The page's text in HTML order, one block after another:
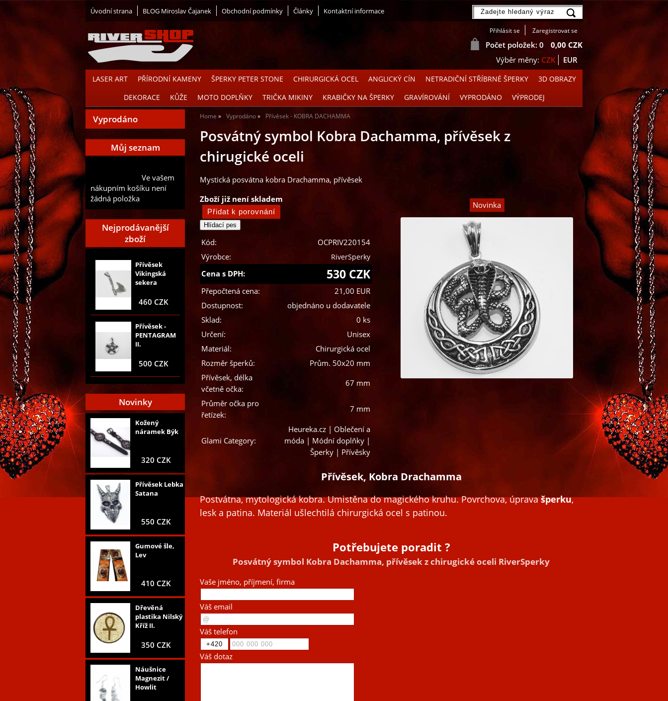
LASER ART PŘÍRODNÍ KAMENY ŠPERKY PETER STONE CHIRURGICKÁ OCEL ANGLICKÝ CÍN NETRADIČNÍ STŘÍBRNÉ ŠPERKY
3D OBRAZY
DEKORACE
KŮŽE MOTO DOPLŇKY TRIČKA MIKINY KRABIČKY NA ŠPERKY GRAVÍROVÁNÍ VYPRODÁNO VÝPRODEJ
CZK EUR
Počet položek: 0 0,00 CZK
Přihlásit se Zaregistrovat se
Úvodní strana BLOG Miroslav Čajanek Obchodní podmínky Články Kontaktní informace
Home Vyprodáno Přívěsek - KOBRA DACHAMMA
Posvátný symbol Kobra Dachamma, přívěsek z
chirugické oceli
Mystická posvátna kobra Drachamma, přívěsek
Zboží již není skladem
Kód:
OCPRIV220154
Výrobce:
RiverSperky
Cena s DPH: 530 CZK
Přepočtená cena:
21,00 EUR
Dostupnost:
objednáno u dodavatele
Sklad:
0 ks
Určení:
Unisex
Materiál:
Chirurgická ocel
Rozměr šperků:
Prům. 50x20 mm
Přívěsek, délka
včetně očka:
67 mm
Průměr očka pro
řetízek:
7 mm
Glami Category:
Heureka.cz | Oblečení a
móda | Módní doplňky |
Šperky | Přívěsky
Přívěsek, Kobra Drachamma
Postvátna, mytologická kobra. Umistěna do magického kruhu. Povrchova, úpravašperku,
lesk a patina. Materiál ušlechtilá chirurgická ocel s patinou.
Potřebujete poradit ?
Posvátný symbol Kobra Dachamma, přívěsek z chirugické oceli RiverSperky
Vaše jméno, příjmení, firma
Váš email
Váš telefon
Váš dotaz
Vyprodáno
Můj seznam
Ve vašem
nákupním košíku není
žádná položka
Nejprodávanější
zboží
Přívěsek
Vikingská
sekera
460 CZK
Přívěsek -
PENTAGRAM
II.
500 CZK
Novinky
Kožený
náramek Býk
320 CZK
Přívěsek Lebka
Satana
550 CZK
Gumové šle,
Lev
410 CZK
Dřevěná
plastika Nilský
Kříž II.
350 CZK
Náušnice
Magnezit /
Howlit